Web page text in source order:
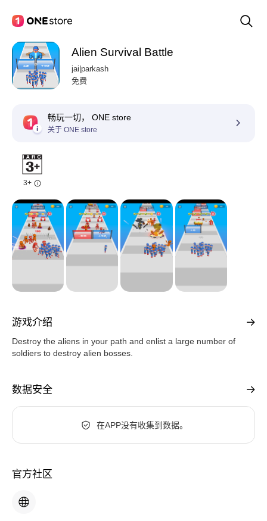
Alien Survival Battle
jai|parkash
免费
畅玩一切， ONE store
关于 ONE store
3+
游戏介绍
Destroy the aliens in your path and enlist a large number of
soldiers to destroy alien bosses.
数据安全
在APP没有收集到数据。
官方社区